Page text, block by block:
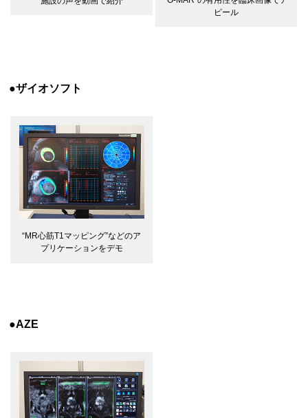
ピール
●ザイオソフト
“MR心筋T1マッピング”などのア
プリケーションをデモ
●AZE